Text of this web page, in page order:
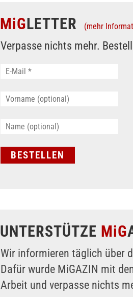
MiGLETTER (mehr
Verpasse nichts mehr.
UNTERSTÜTZE MiG
Wir informieren täglich über
Dafür wurde MiGAZIN mit
Arbeit und verpasse nichts